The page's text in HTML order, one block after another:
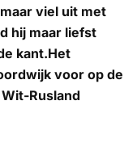
viel uit met
hij maar liefst
kant.Het
voor op de
Rusland